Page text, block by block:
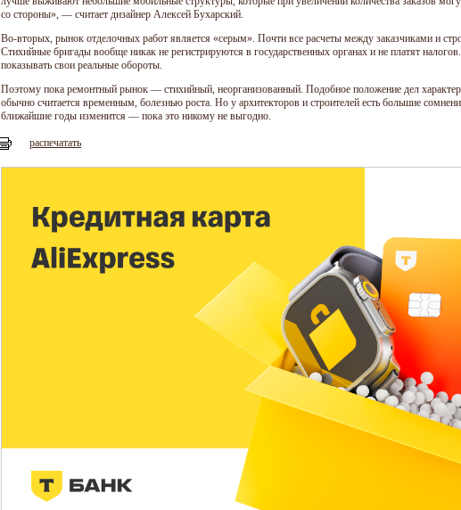
со стороны», — считает дизайнер Алексей Бухарский.
Во-вторых, рынок отделочных работ является «серым». Почти все расчеты между заказчиками и
Стихийные бригады вообще никак не регистрируются в государственных органах и не платят
показывать свои реальные обороты.
Поэтому пока ремонтный рынок — стихийный, неорганизованный. Подобное положение дел
обычно считается временным, болезнью роста. Но у архитекторов и строителей есть большие
ближайшие годы изменится — пока это никому не выгодно.
распечатать